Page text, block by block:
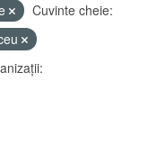
Cuvinte cheie: